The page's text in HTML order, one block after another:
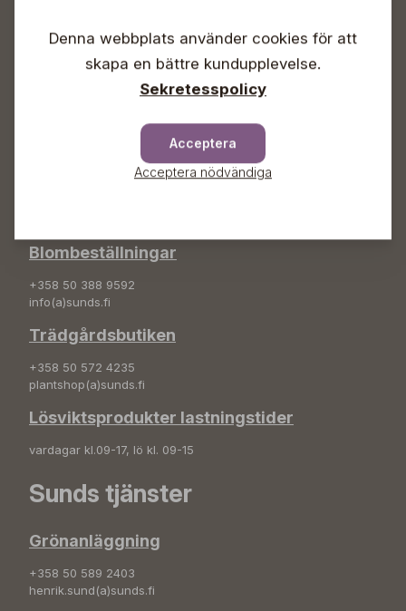
Söndagar Självbetjäning
Info & växel
Blombeställningar
+358 50 388 9592
info(a)sunds.fi
Trädgårdsbutiken
+358 50 572 4235
plantshop(a)sunds.fi
Lösviktsprodukter lastningstider
vardagar kl.09-17, lö kl. 09-15
Sunds tjänster
Grönanläggning
+358 50 589 2403
henrik.sund(a)sunds.fi
Denna webbplats använder cookies för att
skapa en bättre kundupplevelse.
Sekretesspolicy
Acceptera
Acceptera nödvändiga